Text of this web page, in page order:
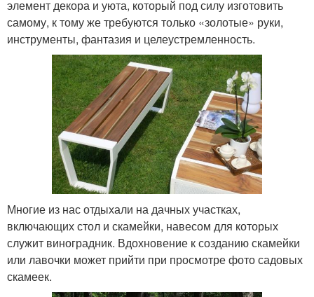
элемент декора и уюта, который под силу изготовить
самому, к тому же требуются только «золотые» руки,
инструменты, фантазия и целеустремленность.
Многие из нас отдыхали на дачных участках,
включающих стол и скамейки, навесом для которых
служит виноградник. Вдохновение к созданию скамейки
или лавочки может прийти при просмотре фото садовых
скамеек.